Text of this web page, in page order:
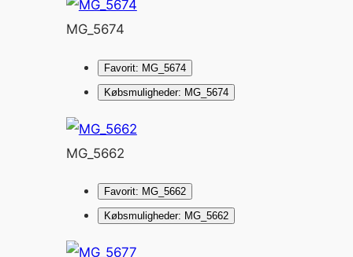
MG_5674
Favorit: MG_5674
Købsmuligheder: MG_5674
MG_5662
Favorit: MG_5662
Købsmuligheder: MG_5662